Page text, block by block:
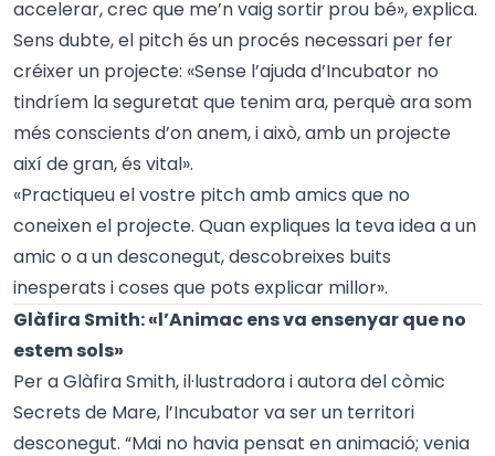
accelerar, crec que me’n vaig sortir prou bé», explica.
Sens dubte, el pitch és un procés necessari per fer
créixer un projecte: «Sense l’ajuda d’Incubator no
tindríem la seguretat que tenim ara, perquè ara som
més conscients d’on anem, i això, amb un projecte
així de gran, és vital».
«Practiqueu el vostre pitch amb amics que no
coneixen el projecte. Quan expliques la teva idea a un
amic o a un desconegut, descobreixes buits
inesperats i coses que pots explicar millor».
Glàfira Smith: «l’Animac ens va ensenyar que no
estem sols»
Per a Glàfira Smith, il·lustradora i autora del còmic
Secrets de Mare, l’Incubator va ser un territori
desconegut. “Mai no havia pensat en animació; venia